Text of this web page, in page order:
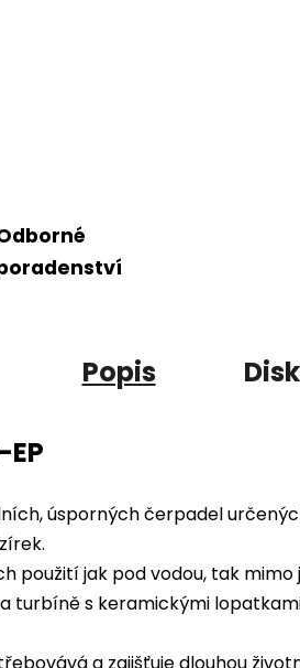
Popis
úsporných čerpadel
použití jak pod vodou, tak mimo
turbíně s keramickými